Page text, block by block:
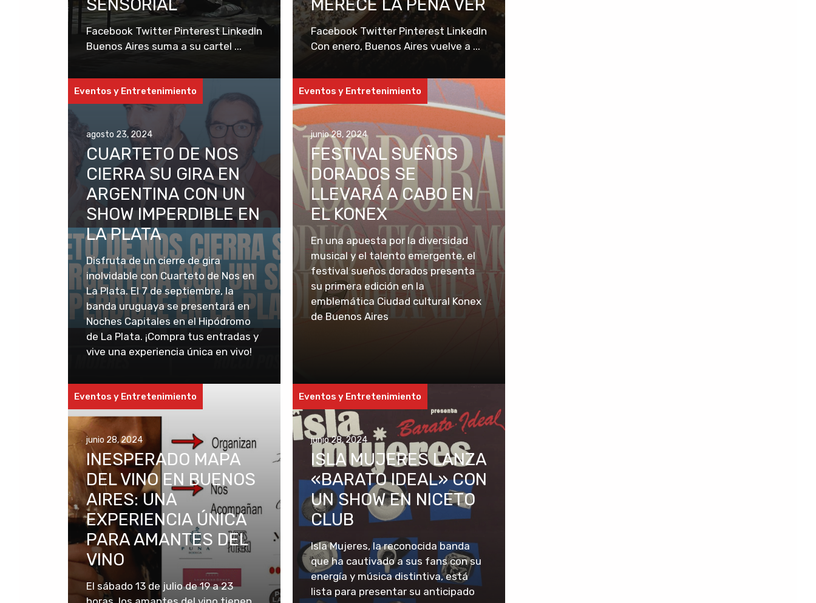
SENSORIAL
Facebook Twitter Pinterest LinkedIn
Buenos Aires suma a su cartel ...
MERECE LA PENA VER
Facebook Twitter Pinterest LinkedIn
Con enero, Buenos Aires vuelve a ...
Eventos y Entretenimiento
agosto 23, 2024
CUARTETO DE NOS
CIERRA SU GIRA EN
ARGENTINA CON UN
SHOW IMPERDIBLE EN
LA PLATA
Disfruta de un cierre de gira
inolvidable con Cuarteto de Nos en
La Plata. El 7 de septiembre, la
banda uruguaya se presentará en
Noches Capitales en el Hipódromo
de La Plata. ¡Compra tus entradas y
vive una experiencia única en vivo!
Eventos y Entretenimiento
junio 28, 2024
FESTIVAL SUEÑOS
DORADOS SE
LLEVARÁ A CABO EN
EL KONEX
En una apuesta por la diversidad
musical y el talento emergente, el
festival sueños dorados presenta
su primera edición en la
emblemática Ciudad cultural Konex
de Buenos Aires
Eventos y Entretenimiento
junio 28, 2024
INESPERADO MAPA
DEL VINO EN BUENOS
AIRES: UNA
EXPERIENCIA ÚNICA
PARA AMANTES DEL
VINO
El sábado 13 de julio de 19 a 23
Eventos y Entretenimiento
junio 28, 2024
ISLA MUJERES LANZA
«BARATO IDEAL» CON
UN SHOW EN NICETO
CLUB
Isla Mujeres, la reconocida banda
que ha cautivado a sus fans con su
energía y música distintiva, está
lista para presentar su anticipado